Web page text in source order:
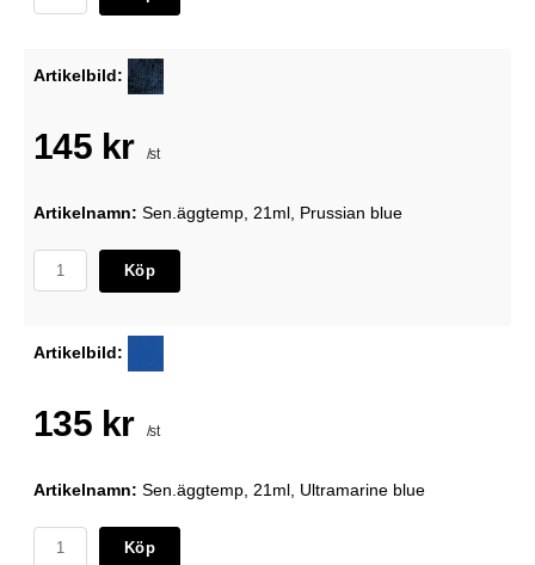
Artikelbild:
145 kr /st
Artikelnamn: Sen.äggtemp, 21ml, Prussian blue
Köp
Artikelbild:
135 kr /st
Artikelnamn: Sen.äggtemp, 21ml, Ultramarine blue
Köp